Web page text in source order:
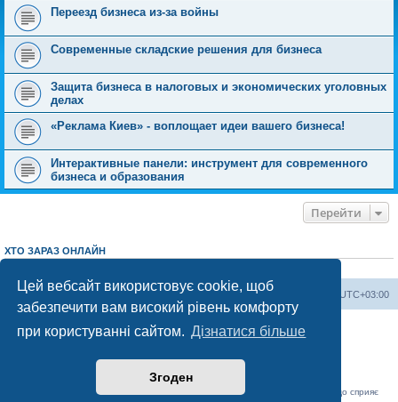
Цей вебсайт використовує cookie, щоб
забезпечити вам високий рівень комфорту
при користуванні сайтом. Дізнатися більше
Згоден
Переезд бизнеса из-за войны
Современные складские решения для бизнеса
Защита бизнеса в налоговых и экономических уголовных
делах
«Реклама Киев» - воплощает идеи вашего бизнеса!
Интерактивные панели: инструмент для современного
бизнеса и образования
Перейти
ХТО ЗАРАЗ ОНЛАЙН
Херсонський форум UTC+03:00
Команда
Працює на phpBB® Forum Software © phpBB Limited
«Херсонський форум» – приватний, незалежний інтерактивний веб-ресурс, що сприяє